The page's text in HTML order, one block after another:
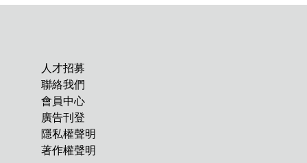
人才招募
聯絡我們
會員中心
廣告刊登
隱私權聲明
著作權聲明